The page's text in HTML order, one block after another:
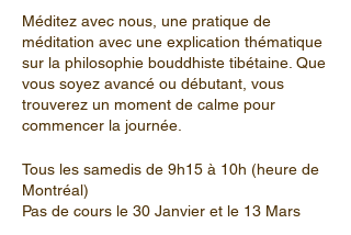
Méditez avec nous, une pratique de
méditation avec une explication thématique
sur la philosophie bouddhiste tibétaine. Que
vous soyez avancé ou débutant, vous
trouverez un moment de calme pour
commencer la journée.
Tous les samedis de 9h15 à 10h (heure de
Montréal)
Pas de cours le 30 Janvier et le 13 Mars